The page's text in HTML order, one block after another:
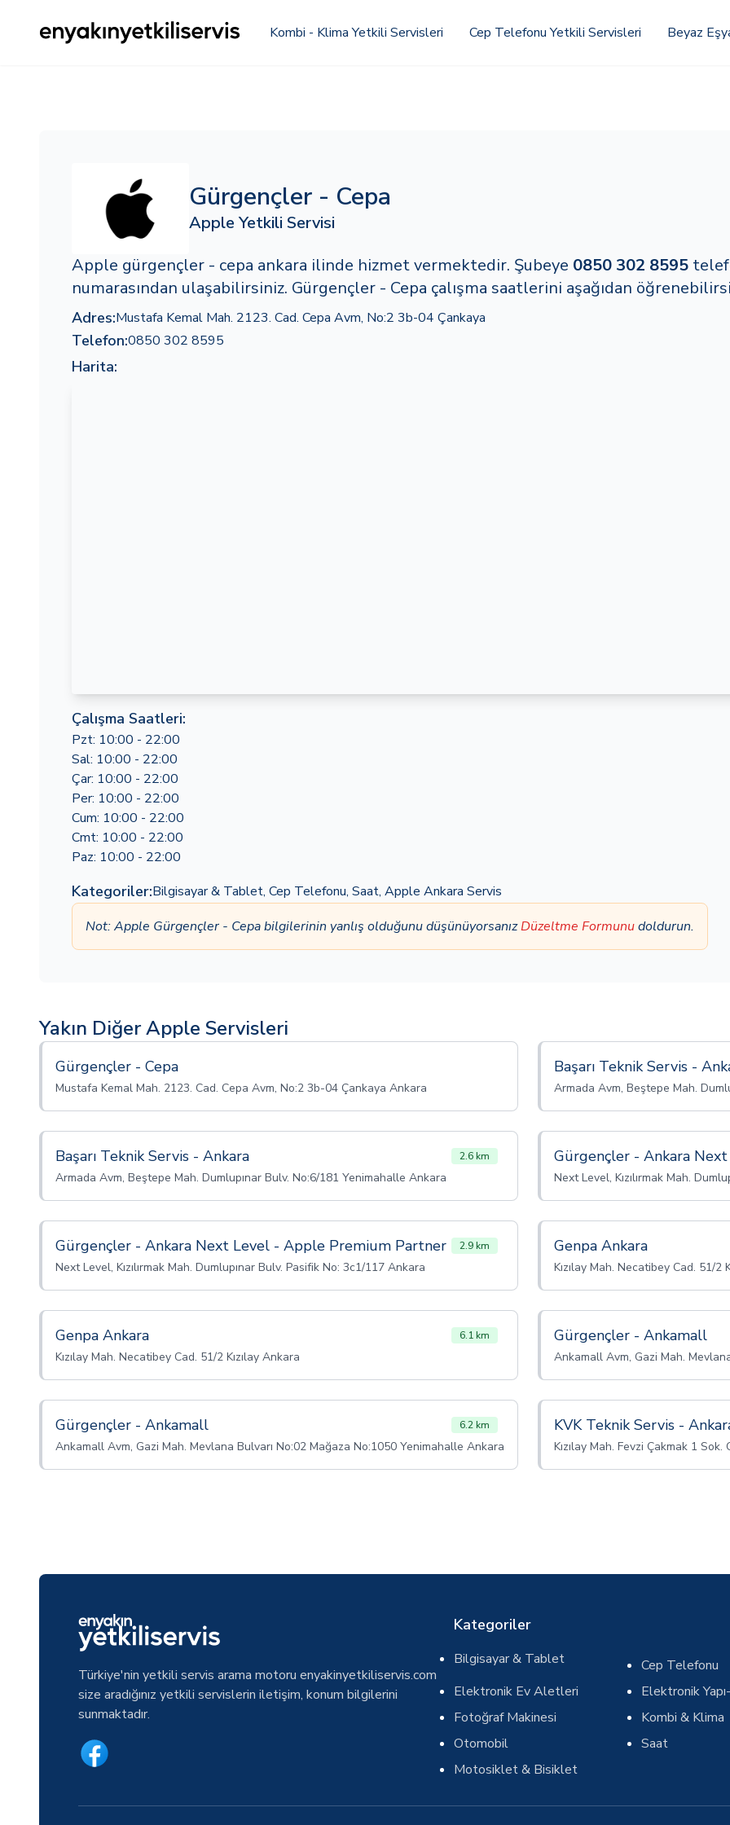
Kombi - Klima Yetkili Servisleri Cep Telefonu Yetkili Servisleri Beyaz
Gürgençler - Cepa
Apple Yetkili Servisi
Apple gürgençler - cepa ankara ilinde hizmet vermektedir. Şubeye 0850 302 8595
numarasından ulaşabilirsiniz. Gürgençler - Cepa çalışma saatlerini aşağıdan
Adres:Mustafa Kemal Mah. 2123. Cad. Cepa Avm, No:2 3b-04 Çankaya
Telefon:0850 302 8595
Harita:
Çalışma Saatleri:
Pzt: 10:00 - 22:00
Sal: 10:00 - 22:00
Çar: 10:00 - 22:00
Per: 10:00 - 22:00
Cum: 10:00 - 22:00
Cmt: 10:00 - 22:00
Paz: 10:00 - 22:00
Kategoriler:Bilgisayar & Tablet, Cep Telefonu, Saat, Apple Ankara Servis
Not: Apple Gürgençler - Cepa bilgilerinin yanlış olduğunu düşünüyorsanızDüzeltme Formunudoldurun.
Yakın Diğer Apple Servisleri
Gürgençler - Cepa
Mustafa Kemal Mah. 2123. Cad. Cepa Avm, No:2 3b-04 Çankaya Ankara
Başarı Teknik Servis -
Armada Avm, Beştepe Mah.
Başarı Teknik Servis - Ankara 2.6 km
Armada Avm, Beştepe Mah. Dumlupınar Bulv. No:6/181 Yenimahalle Ankara
Gürgençler - Ankara
Next Level, Kızılırmak Mah.
Gürgençler - Ankara Next Level - Apple Premium Partner 2.9 km
Next Level, Kızılırmak Mah. Dumlupınar Bulv. Pasifik No: 3c1/117 Ankara
Genpa Ankara
Kızılay Mah. Necatibey Cad. 51/2
Genpa Ankara 6.1 km
Kızılay Mah. Necatibey Cad. 51/2 Kızılay Ankara
Gürgençler - Ankamall
Ankamall Avm, Gazi Mah.
Gürgençler - Ankamall 6.2 km
Ankamall Avm, Gazi Mah. Mevlana Bulvarı No:02 Mağaza No:1050 Yenimahalle Ankara
KVK Teknik Servis -
Kızılay Mah. Fevzi Çakmak 1
Türkiye'nin yetkili servis arama motoru enyakinyetkiliservis.com
size aradığınız yetkili servislerin iletişim, konum bilgilerini
sunmaktadır.
Kategoriler
Bilgisayar & Tablet
Cep Telefonu
Elektronik Ev Aletleri
Elektronik
Fotoğraf Makinesi
Kombi & Klima
Otomobil
Saat
Motosiklet & Bisiklet